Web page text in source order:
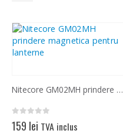
Nitecore GM02MH prindere magnetica pentru lanterne
0 out of 5
159 lei TVA inclus